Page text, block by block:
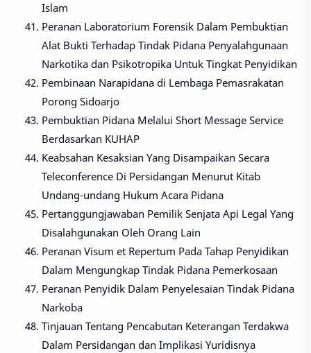
Islam
Peranan Laboratorium Forensik Dalam Pembuktian
Alat Bukti Terhadap Tindak Pidana Penyalahgunaan
Narkotika dan Psikotropika Untuk Tingkat Penyidikan
Pembinaan Narapidana di Lembaga Pemasrakatan
Porong Sidoarjo
Pembuktian Pidana Melalui Short Message Service
Berdasarkan KUHAP
Keabsahan Kesaksian Yang Disampaikan Secara
Teleconference Di Persidangan Menurut Kitab
Undang-undang Hukum Acara Pidana
Pertanggungjawaban Pemilik Senjata Api Legal Yang
Disalahgunakan Oleh Orang Lain
Peranan Visum et Repertum Pada Tahap Penyidikan
Dalam Mengungkap Tindak Pidana Pemerkosaan
Peranan Penyidik Dalam Penyelesaian Tindak Pidana
Narkoba
Tinjauan Tentang Pencabutan Keterangan Terdakwa
Dalam Persidangan dan Implikasi Yuridisnya